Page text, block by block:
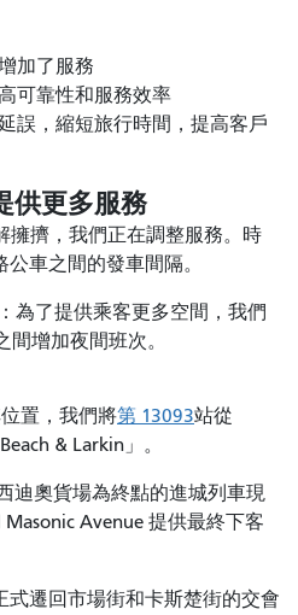
加了服務
可靠性和服務效率
誤，縮短旅行時間，提高客戶
供更多服務
擁擠，我們正在調整服務。時
公車之間的發車間隔。
：為了提供乘客更多空間，我們
間增加夜間班次。
置，我們將第 13093站從
& Larkin」。
迪奧貨場為終點的進城列車現
Avenue 提供最終下客
式遷回市場街和卡斯楚街的交會